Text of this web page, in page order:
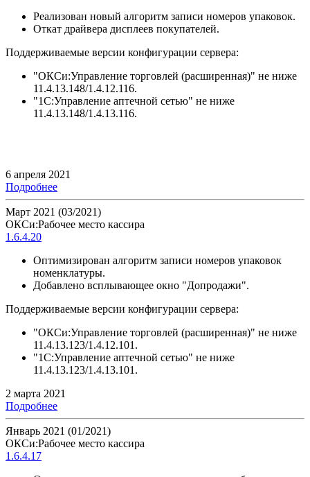
Реализован новый алгоритм записи номеров упаковок.
Откат драйвера дисплеев покупателей.
Поддерживаемые версии конфигурации сервера:
"ОКСи:Управление торговлей (расширенная)" не ниже
11.4.13.148/1.4.12.116.
"1С:Управление аптечной сетью" не ниже
11.4.13.148/1.4.13.116.
6 апреля 2021
Подробнее
Март 2021 (03/2021)
ОКСи:Рабочее место кассира
1.6.4.20
Оптимизирован алгоритм записи номеров упаковок
номенклатуры.
Добавлено всплывающее окно "Допродажи".
Поддерживаемые версии конфигурации сервера:
"ОКСи:Управление торговлей (расширенная)" не ниже
11.4.13.123/1.4.12.101.
"1С:Управление аптечной сетью" не ниже
11.4.13.123/1.4.13.101.
2 марта 2021
Подробнее
Январь 2021 (01/2021)
ОКСи:Рабочее место кассира
1.6.4.17